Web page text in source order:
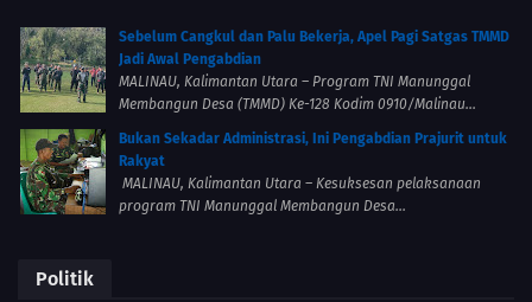
Sebelum Cangkul dan Palu Bekerja, Apel Pagi Satgas TMMD
Jadi Awal Pengabdian
MALINAU, Kalimantan Utara – Program TNI Manunggal
Membangun Desa (TMMD) Ke-128 Kodim 0910/Malinau...
Bukan Sekadar Administrasi, Ini Pengabdian Prajurit untuk
Rakyat
MALINAU, Kalimantan Utara – Kesuksesan pelaksanaan
program TNI Manunggal Membangun Desa...
Politik